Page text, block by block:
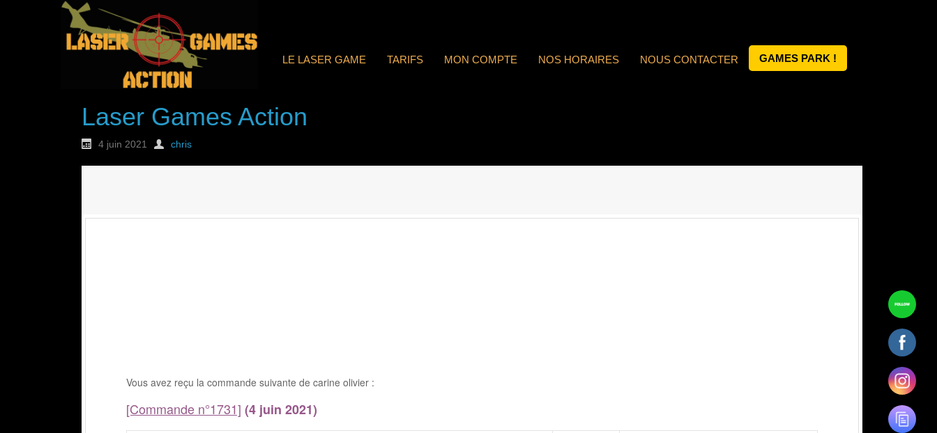
LE LASER GAME TARIFS MON COMPTE NOS HORAIRES NOUS CONTACTER GAMES PARK !
Laser Games Action
4 juin 2021 chris
Vous avez reçu la commande suivante de carine olivier :
[Commande n°1731] (4 juin 2021)